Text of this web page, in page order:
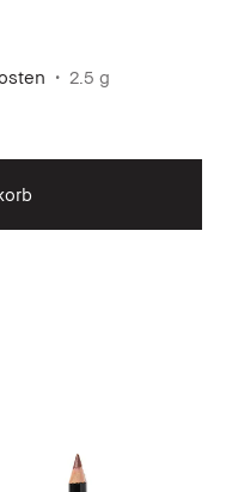
2.5 g